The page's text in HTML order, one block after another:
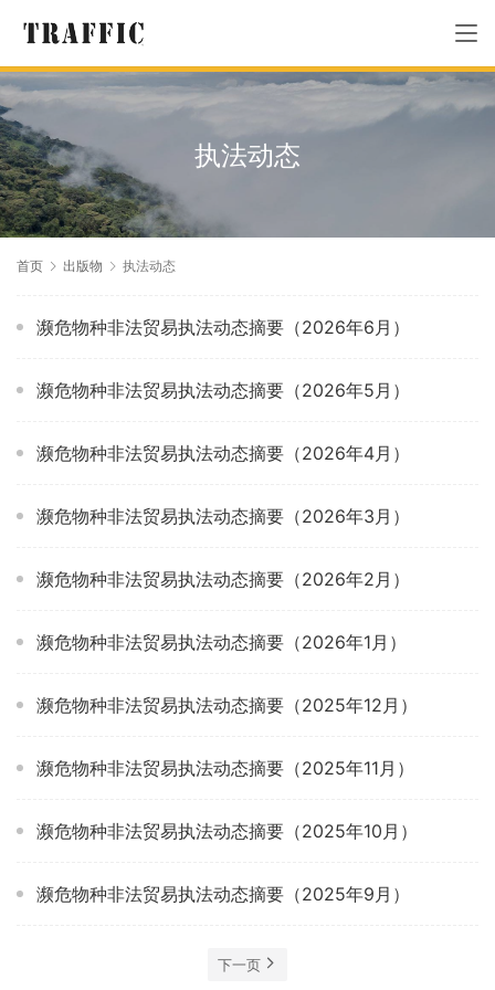
执法动态
首页 出版物 执法动态
濒危物种非法贸易执法动态摘要（2026年6月）
濒危物种非法贸易执法动态摘要（2026年5月）
濒危物种非法贸易执法动态摘要（2026年4月）
濒危物种非法贸易执法动态摘要（2026年3月）
濒危物种非法贸易执法动态摘要（2026年2月）
濒危物种非法贸易执法动态摘要（2026年1月）
濒危物种非法贸易执法动态摘要（2025年12月）
濒危物种非法贸易执法动态摘要（2025年11月）
濒危物种非法贸易执法动态摘要（2025年10月）
濒危物种非法贸易执法动态摘要（2025年9月）
下一页